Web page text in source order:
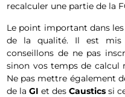
recalculer une partie de la
Le point important dans
de la qualité. Il est
conseillons de ne pas
sinon vos temps de calcul
Ne pas mettre également
de laGI et desCaustics si